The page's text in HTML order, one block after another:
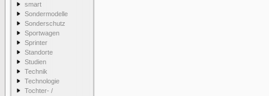
smart
Sondermodelle
Sonderschutz
Sportwagen
Sprinter
Standorte
Studien
Technik
Technologie
Tochter- /